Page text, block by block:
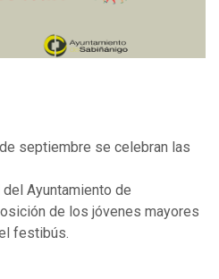
septiembre se celebran las
Ayuntamiento de
de los jóvenes mayores
festibús.